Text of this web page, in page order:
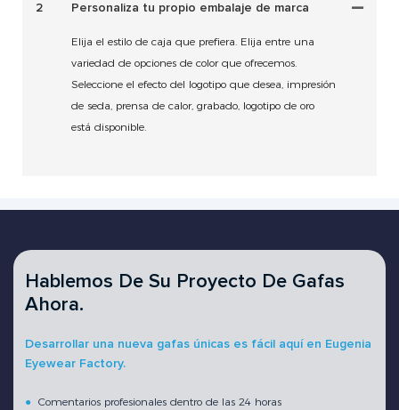
2 Personaliza tu propio embalaje de marca
Elija el estilo de caja que prefiera. Elija entre una
variedad de opciones de color que ofrecemos.
Seleccione el efecto del logotipo que desea, impresión
de seda, prensa de calor, grabado, logotipo de oro
está disponible.
Hablemos De Su Proyecto De Gafas
Ahora.
Desarrollar una nueva gafas únicas es fácil aquí en Eugenia
Eyewear Factory.
● Comentarios profesionales dentro de las 24 horas